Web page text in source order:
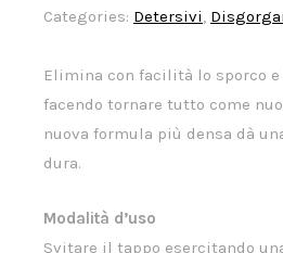
Categories: Detersivi,
Elimina con facilità lo sporco
facendo tornare tutto come
nuova formula più densa dà
dura.
Modalità d’uso
Svitare il tappo esercitando